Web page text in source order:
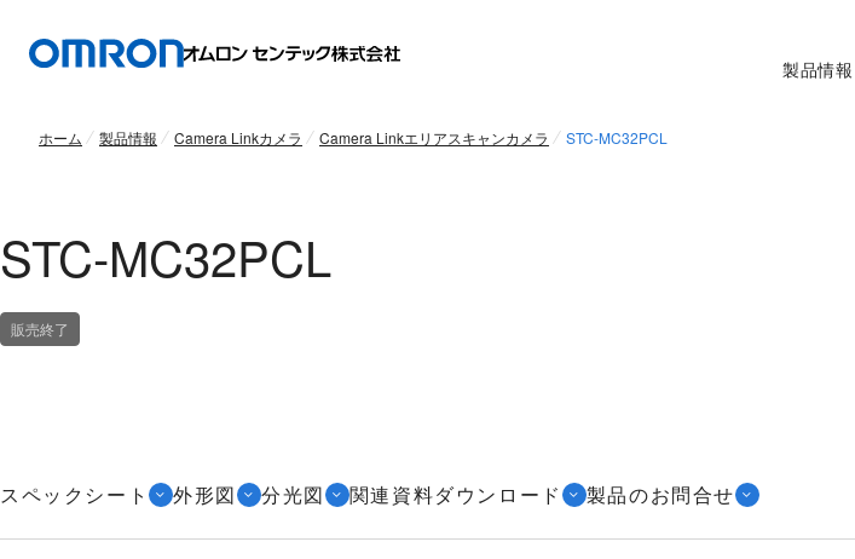
製品情報
ホーム 製品情報 Camera Linkカメラ Camera Linkエリアスキャンカメラ STC-MC32PCL
STC-MC32PCL
販売終了
スペックシート 外形図 分光図 関連資料ダウンロード 製品のお問合せ